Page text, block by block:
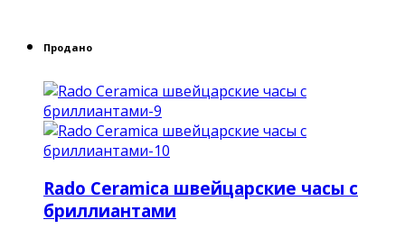
Продано
Rado Ceramica швейцарские часы с
бриллиантами